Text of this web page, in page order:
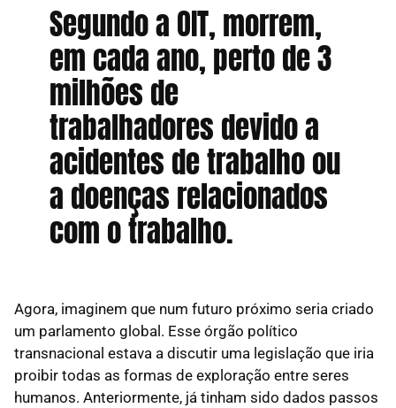
Segundo a OIT, morrem,
em cada ano, perto de 3
milhões de
trabalhadores devido a
acidentes de trabalho ou
a doenças relacionados
com o trabalho.
Agora, imaginem que num futuro próximo seria criado
um parlamento global. Esse órgão político
transnacional estava a discutir uma legislação que iria
proibir todas as formas de exploração entre seres
humanos. Anteriormente, já tinham sido dados passos